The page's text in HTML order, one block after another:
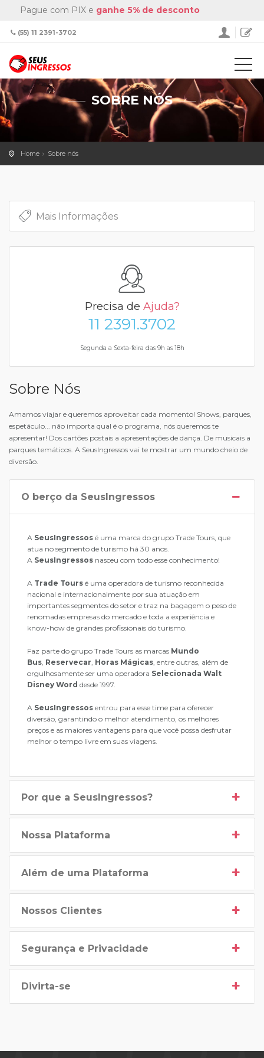
Pague com PIX e ganhe 5% de desconto
(55) 11 2391-3702
SOBRE NÓS
Home Sobre nós
Precisa de Ajuda?
11 2391.3702
Segunda a Sexta-feira das 9h as 18h
Sobre Nós
Amamos viajar e queremos aproveitar cada momento! Shows, parques,
espetáculo... não importa qual é o programa, nós queremos te
apresentar! Dos cartões postais a apresentações de dança. De musicais a
parques temáticos. A SeusIngressos vai te mostrar um mundo cheio de
diversão.
O berço da SeusIngressos
A SeusIngressos é uma marca do grupo Trade Tours, que
atua no segmento de turismo há 30 anos.
A SeusIngressos nasceu com todo esse conhecimento!
A Trade Tours é uma operadora de turismo reconhecida
nacional e internacionalmente por sua atuação em
importantes segmentos do setor e traz na bagagem o peso de
renomadas empresas do mercado e toda a experiência e
know-how de grandes profissionais do turismo.
Faz parte do grupo Trade Tours as marcas Mundo
Bus, Reservecar, Horas Mágicas, entre outras, além de
orgulhosamente ser uma operadora Selecionada Walt
Disney Word desde 1997.
A SeusIngressos entrou para esse time para oferecer
diversão, garantindo o melhor atendimento, os melhores
preços e as maiores vantagens para que você possa desfrutar
melhor o tempo livre em suas viagens.
Por que a SeusIngressos?
Nossa Plataforma
Além de uma Plataforma
Nossos Clientes
Segurança e Privacidade
Divirta-se